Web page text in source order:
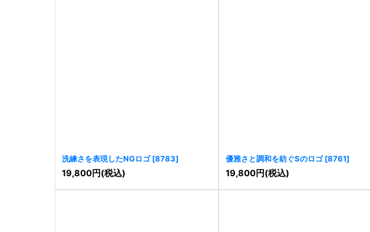
洗練さを表現したNGロゴ [8783]
19,800円(税込)
優雅さと調和を紡ぐSのロゴ [8761]
19,800円(税込)